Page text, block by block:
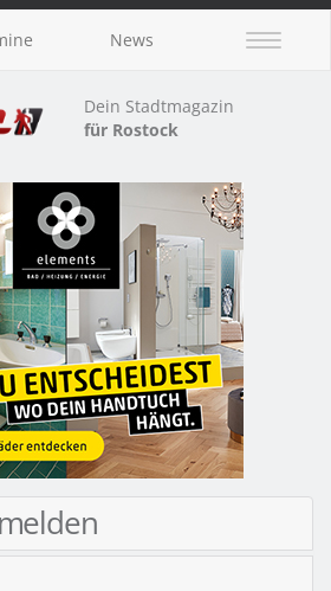
News
Dein Stadtmagazin
für Rostock